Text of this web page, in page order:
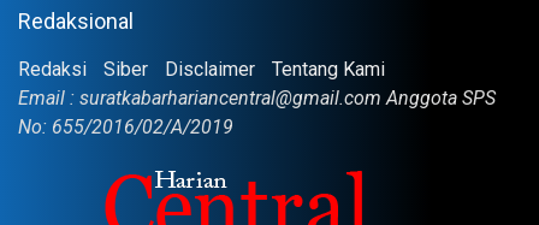
Redaksional
Redaksi Siber Disclaimer
Tentang Kami
Email : suratkabarhariancentral@gmail.com Anggota SPS
No: 655/2016/02/A/2019